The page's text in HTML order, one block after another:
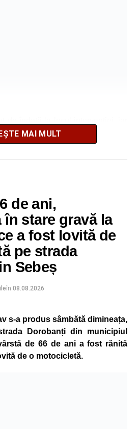
durată au reușit să extragă
Cățelul a fost scos teafăr și
celor care au asistat la
Sebeș, fiecare misiune este
este vorba despre salvarea
animal.
contează!”, au transmis
ne ca sursă preferată
ne pe Google News
MAI MULT
de ani,
stare gravă la
a fost lovită de
pe strada
Sebeș
în 08.08.2026
s-a produs sâmbătă dimineața,
Dorobanți din municipiul
de 66 de ani a fost rănită
de o motocicletă.